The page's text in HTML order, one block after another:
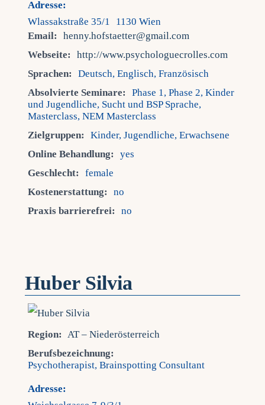
Adresse:
Wlassakstraße 35/1 1130 Wien
Email:
henny.hofstaetter@gmail.com
Webseite:
http://www.psychologuecrolles.com
Sprachen:
Deutsch, Englisch, Französisch
Absolvierte Seminare:
Phase 1, Phase 2, Kinder
und Jugendliche, Sucht und BSP Sprache,
Masterclass, NEM Masterclass
Zielgruppen:
Kinder, Jugendliche, Erwachsene
Online Behandlung:
yes
Geschlecht:
female
Kostenerstattung:
no
Praxis barrierefrei:
no
Huber Silvia
Region: AT – Niederösterreich
Berufsbezeichnung:
Psychotherapist, Brainspotting Consultant
Adresse: